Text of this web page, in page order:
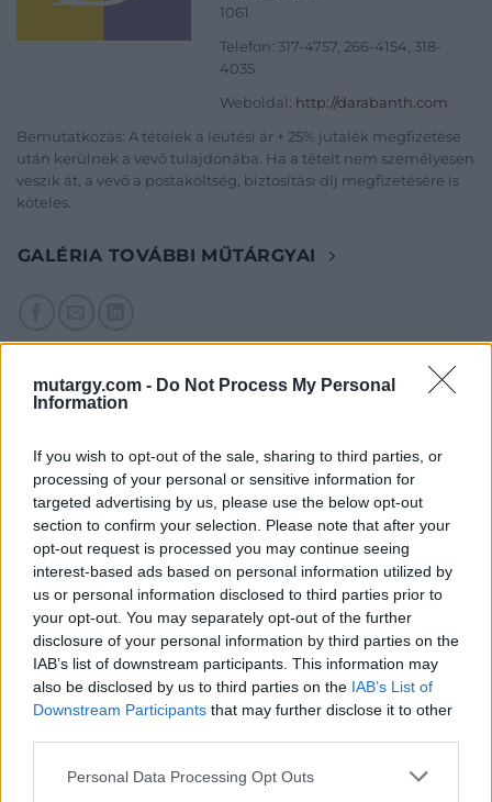
mutargy.com - Do Not Process My Personal
Information
If you wish to opt-out of the sale, sharing to third parties, or
processing of your personal or sensitive information for
targeted advertising by us, please use the below opt-out
section to confirm your selection. Please note that after your
opt-out request is processed you may continue seeing
interest-based ads based on personal information utilized by
us or personal information disclosed to third parties prior to
your opt-out. You may separately opt-out of the further
disclosure of your personal information by third parties on the
IAB’s list of downstream participants. This information may
also be disclosed by us to third parties on the IAB’s List of
Downstream Participants that may further disclose it to other
Personal Data Processing Opt Outs
1061
Telefon: 317-4757, 266-4154, 318-
4035
Weboldal: http://darabanth.com
Bemutatkozás: A tételek a leütési ár + 25% jutalék megfizetése
után kerülnek a vevő tulajdonába. Ha a tételt nem személyesen
veszik át, a vevő a postaköltség, biztosítási díj megfizetésére is
köteles.
GALÉRIA TOVÁBBI MŰTÁRGYAI
KAPCSOLÓDÓ MŰTÁRGYAK
16901. tétel:
W[inton]: The History
EGYÉB MŰTÁRGY
16695. tétel:
kenyerünket a